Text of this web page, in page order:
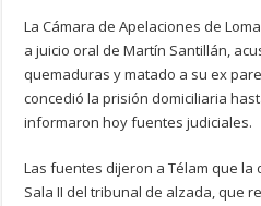
La Cámara de Apelaciones de
a juicio oral de Martín Santillán,
quemaduras y matado a su ex
concedió la prisión domiciliaria
informaron hoy fuentes judiciales.
Las fuentes dijeron a Télam que
Sala II del tribunal de alzada, que